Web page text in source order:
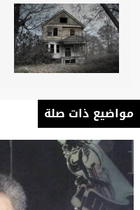
مواضيع ذات صلة